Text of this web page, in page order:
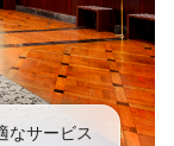
なサービス